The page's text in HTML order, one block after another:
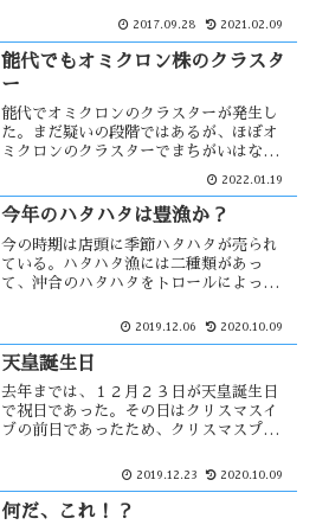
うと試みても、絶対に同じ味を出す事が
かが違う。それがプロの味なんだろうな
2017.09.28 2021.02.09
能代でもオミクロン株のクラスタ
ー
能代でオミクロンのクラスターが発生し
た。まだ疑いの段階ではあるが、ほぼオ
ミクロンのクラスターでまちがいはない
スターにもなり、まだ収束の気配は見え
ていない。そんな中、飲食店の臨時休業
の広告が載った。それを巡り・・
2022.01.19
今年のハタハタは豊漁か？
今の時期は店頭に季節ハタハタが売られ
ている。ハタハタ漁には二種類があっ
て、沖合のハタハタをトロールによって
ハタハタを獲る季節ハタハタ漁がある。
り豊漁を思わせている。しかし男鹿地区
では・・
2019.12.06 2020.10.09
天皇誕生日
去年までは、１２月２３日が天皇誕生日
で祝日であった。その日はクリスマスイ
ブの前日であったため、クリスマスプレ
った。しかし、新天皇即位でその日が祝
きな影響はあるのだろうか？
2019.12.23 2020.10.09
何だ、これ！？